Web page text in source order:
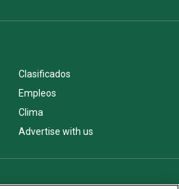
Clasificados
Empleos
Clima
Advertise with us